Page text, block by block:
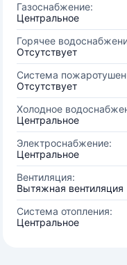
Газоснабжение:
Центральное
Горячее
Отсутствует
Система
Отсутствует
Холодное
Центральное
Электроснабжение:
Центральное
Вентиляция:
Вытяжная вентиляция
Система отопления:
Центральное